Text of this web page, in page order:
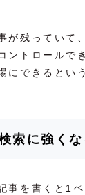
が残っていて
ントロールで
にできるとい
索に強くな
事を書くと1